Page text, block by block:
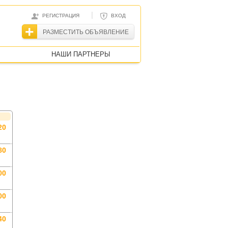
РЕГИСТРАЦИЯ | ВХОД
РАЗМЕСТИТЬ ОБЪЯВЛЕНИЕ
НАШИ ПАРТНЕРЫ